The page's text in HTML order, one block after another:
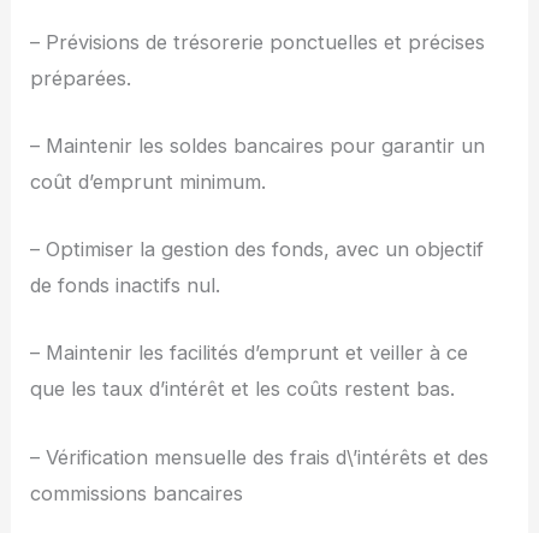
– Prévisions de trésorerie ponctuelles et précises
préparées.
– Maintenir les soldes bancaires pour garantir un
coût d’emprunt minimum.
– Optimiser la gestion des fonds, avec un objectif
de fonds inactifs nul.
– Maintenir les facilités d’emprunt et veiller à ce
que les taux d’intérêt et les coûts restent bas.
– Vérification mensuelle des frais d\’intérêts et des
commissions bancaires